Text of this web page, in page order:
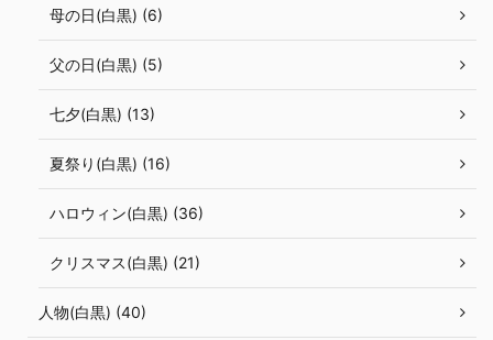
母の日(白黒) (6)
父の日(白黒) (5)
七夕(白黒) (13)
夏祭り(白黒) (16)
ハロウィン(白黒) (36)
クリスマス(白黒) (21)
人物(白黒) (40)